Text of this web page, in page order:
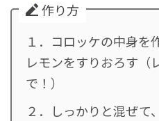
作り方
１．コロッケの中身を
レモンをすりおろす（
で！）
２．しっかりと混ぜて